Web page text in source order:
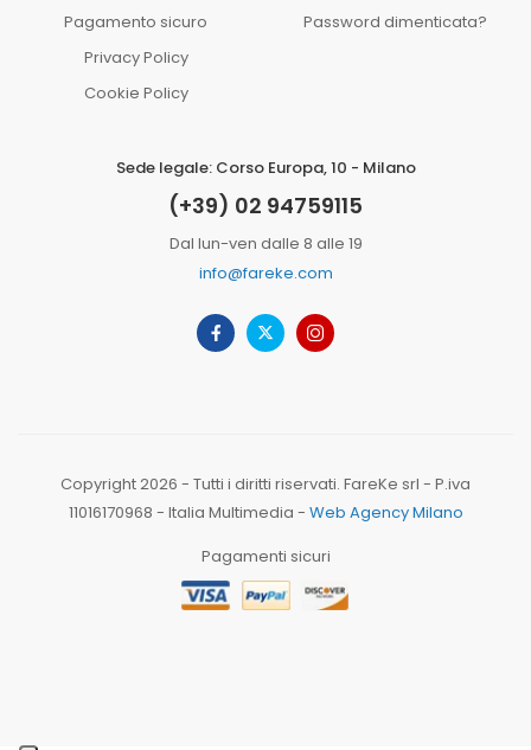
Pagamento sicuro
Privacy Policy
Cookie Policy
Password dimenticata?
Sede legale: Corso Europa, 10 - Milano
(+39) 02 94759115
Dal lun-ven dalle 8 alle 19
info@fareke.com
Copyright 2026 - Tutti i diritti riservati. FareKe srl - P.iva
11016170968 - Italia Multimedia - Web Agency Milano
Pagamenti sicuri